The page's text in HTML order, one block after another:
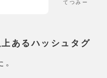
てつみー
あるハッシュタグ